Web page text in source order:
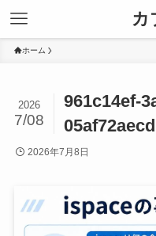
カ
ホーム
961c14ef-
2026
7/08
2026年7月8日